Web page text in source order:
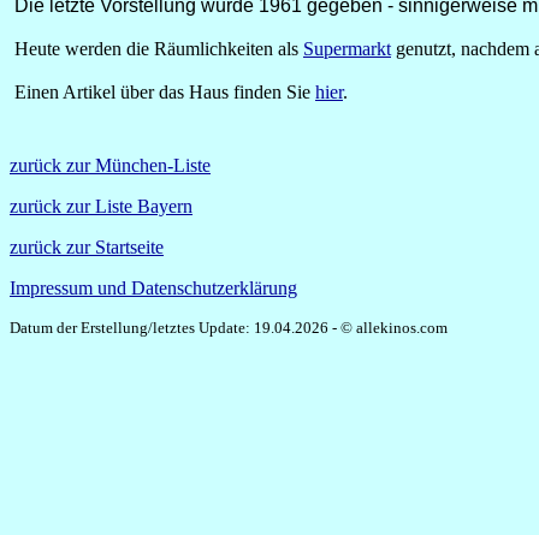
Die letzte Vorstellung wurde 1961 gegeben - sinnigerweise
Heute werden die Räumlichkeiten als Supermarkt genutzt,
Einen Artikel über das Haus finden Sie hier.
zurück zur München-Liste
zurück zur Liste Bayern
zurück zur Startseite
Impressum und Datenschutzerklärung
Datum der Erstellung/letztes Update: 19.04.2026 - © allekinos.com